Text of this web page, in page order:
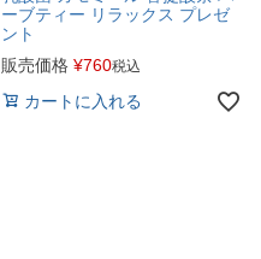
ーブティー リラックス プレゼ
ント
販売価格 ¥760税込
カートに入れる